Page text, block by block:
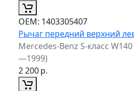
ОЕМ: 1403305407
Рычаг передний верхний
Mercedes-Benz S-класс
—1999)
2 200р.